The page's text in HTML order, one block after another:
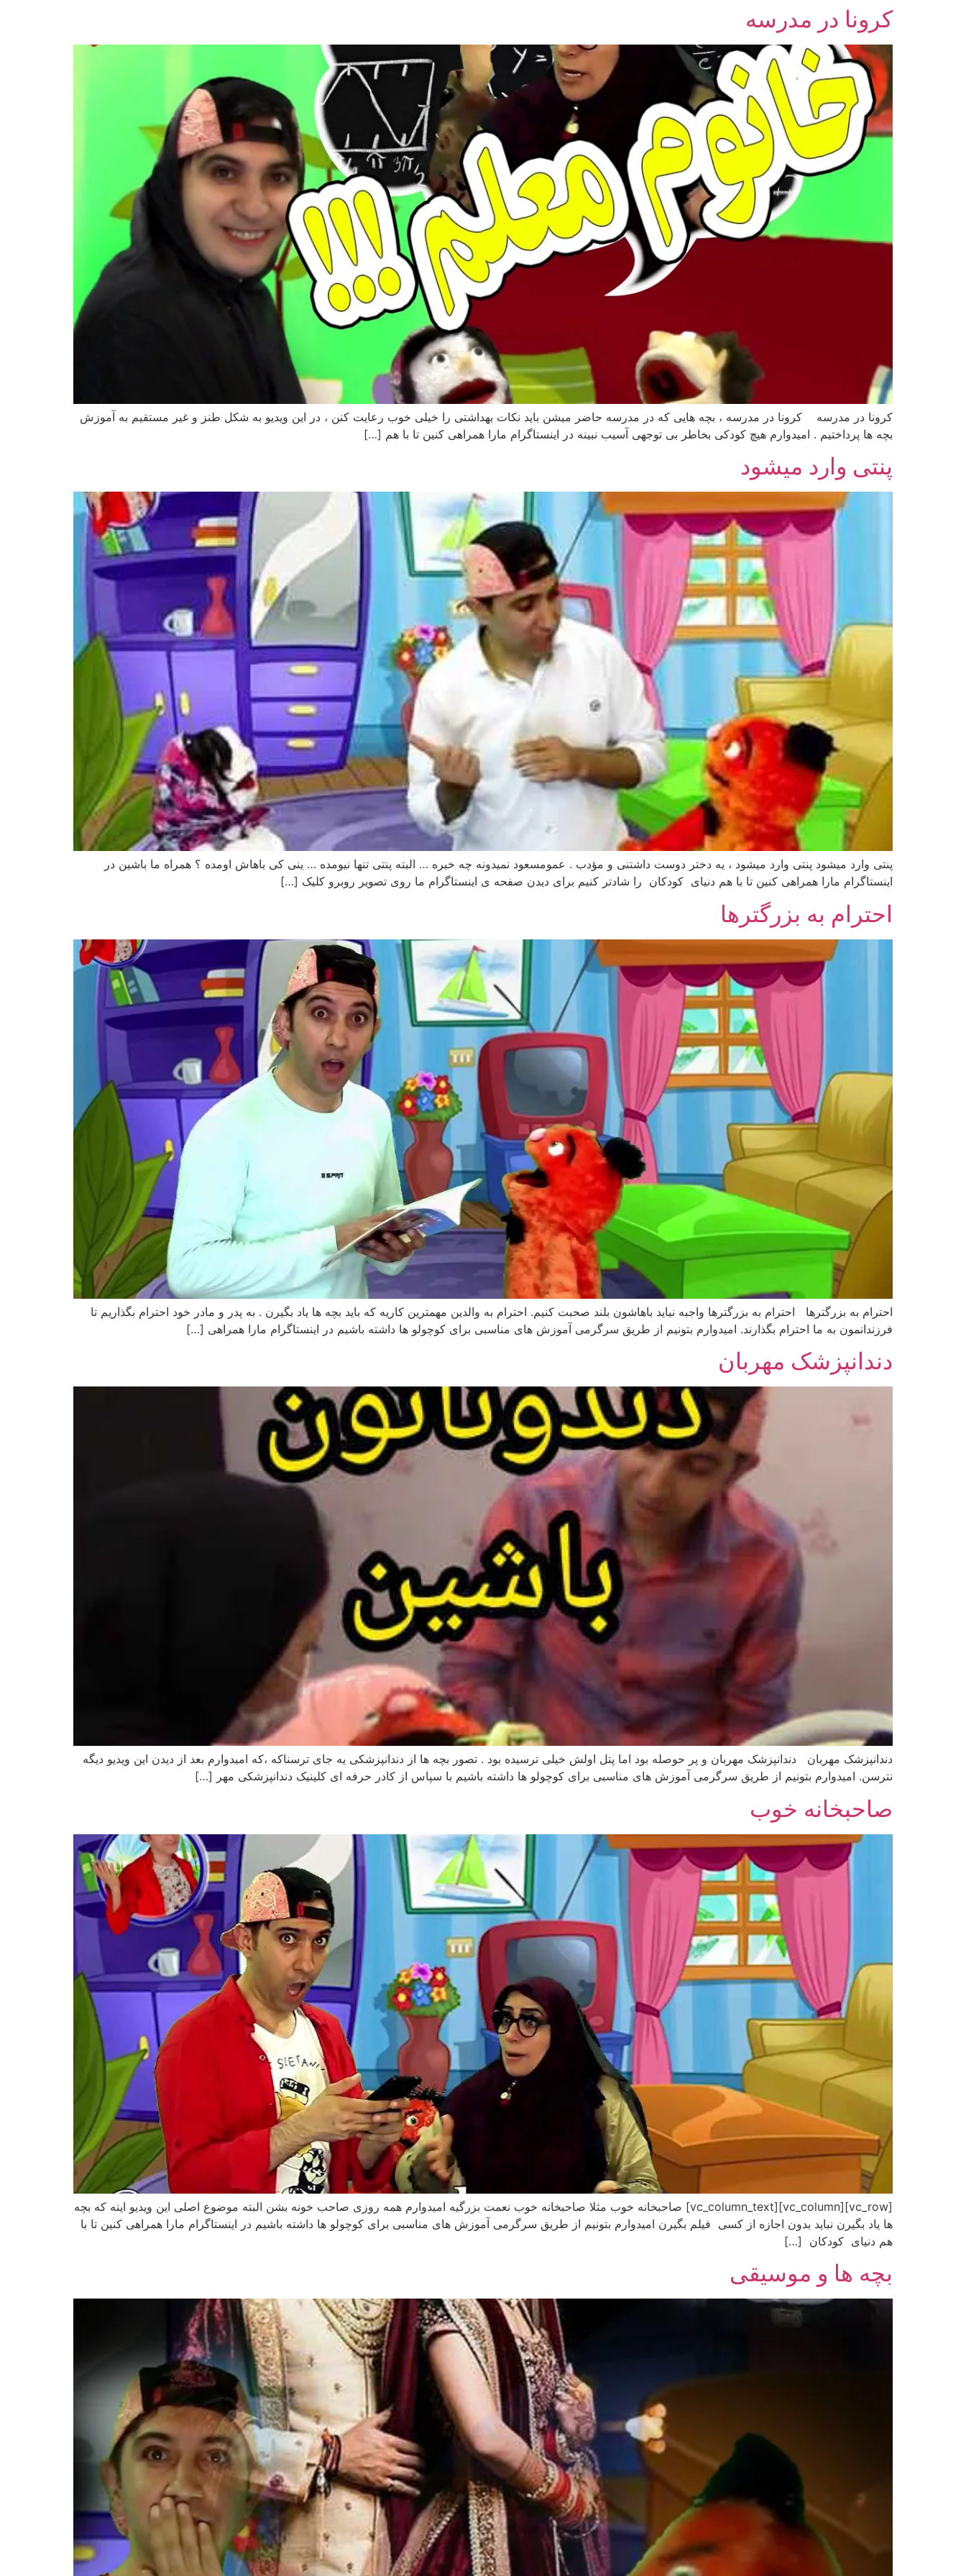
کرونا در مدرسه
کرونا در مدرسه کرونا در مدرسه ، بچه هایی که در مدرسه حاضر میشن باید نکات بهداشتی را خیلی خوب رعایت کنن ، در این ویدیو به شکل طنز و غیر مستقیم به آموزش
بچه ها پرداختیم . امیدوارم هیچ کودکی بخاطر بی توجهی آسیب نبینه در اینستاگرام مارا همراهی کنین تا با هم […]
پنتی وارد میشود
پنتی وارد میشود پنتی وارد میشود ، یه دختر دوست داشتنی و مؤدب . عمومسعود نمیدونه چه خبره … البته پنتی تنها نیومده … ینی کی باهاش اومده ؟ همراه ما باشین در
اینستاگرام مارا همراهی کنین تا با هم دنیای کودکان را شادتر کنیم برای دیدن صفحه ی اینستاگرام ما روی تصویر روبرو کلیک […]
احترام به بزرگترها
احترام به بزرگترها احترام به بزرگترها واجبه نباید باهاشون بلند صحبت کنیم. احترام به والدین مهمترین کاریه که باید بچه ها یاد بگیرن . به پدر و مادر خود احترام بگذاریم تا
فرزندانمون به ما احترام بگذارند. امیدوارم بتونیم از طریق سرگرمی آموزش های مناسبی برای کوچولو ها داشته باشیم در اینستاگرام مارا همراهی […]
دندانپزشک مهربان
دندانپزشک مهربان دندانپزشک مهربان و پر حوصله بود اما پتل اولش خیلی ترسیده بود . تصور بچه ها از دندانپزشکی یه جای ترسناکه ،که امیدوارم بعد از دیدن این ویدیو دیگه
نترسن. امیدوارم بتونیم از طریق سرگرمی آموزش های مناسبی برای کوچولو ها داشته باشیم با سپاس از کادر حرفه ای کلینیک دندانپزشکی مهر […]
صاحبخانه خوب
[vc_row][vc_column][vc_column_text] صاحبخانه خوب مثلا صاحبخانه خوب نعمت بزرگیه امیدوارم همه روزی صاحب خونه بشن البته موضوع اصلی این ویدیو اینه که بچه
ها یاد بگیرن نباید بدون اجازه از کسی فیلم بگیرن امیدوارم بتونیم از طریق سرگرمی آموزش های مناسبی برای کوچولو ها داشته باشیم در اینستاگرام مارا همراهی کنین تا با
هم دنیای کودکان […]
بچه ها و موسیقی